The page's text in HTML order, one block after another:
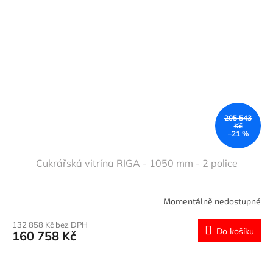
205 543
Kč
–21 %
Cukrářská vitrína RIGA - 1050 mm - 2 police
Momentálně nedostupné
132 858 Kč bez DPH
160 758 Kč Do košíku